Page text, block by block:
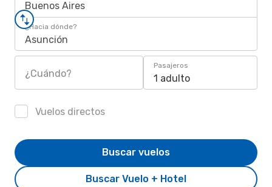
Buenos Aires
¿Hacia dónde?
Asunción
¿Cuándo?
Pasajeros
1 adulto
Vuelos directos
Buscar Vuelo + Hotel
Buscar vuelos